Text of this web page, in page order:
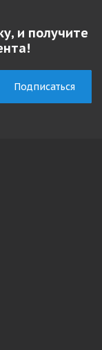
и получите